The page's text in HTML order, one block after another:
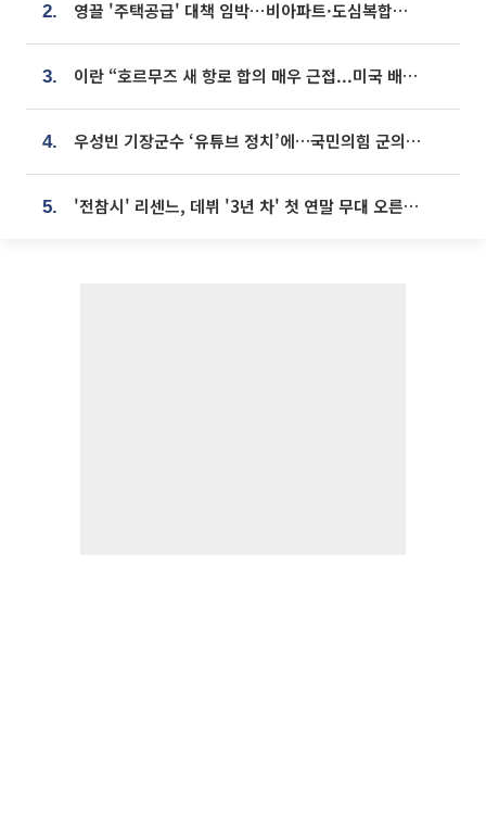
2. 영끌 '주택공급' 대책 임박⋯비아파트·도심복합까지 총동원
3. 이란 “호르무즈 새 항로 합의 매우 근접...미국 배상 먼저”
4. 우성빈 기장군수 ‘유튜브 정치’에…국민의힘 군의원들 집단 반발
5. '전참시' 리센느, 데뷔 '3년 차' 첫 연말 무대 오른다⋯"그동안 섭외 안 와"